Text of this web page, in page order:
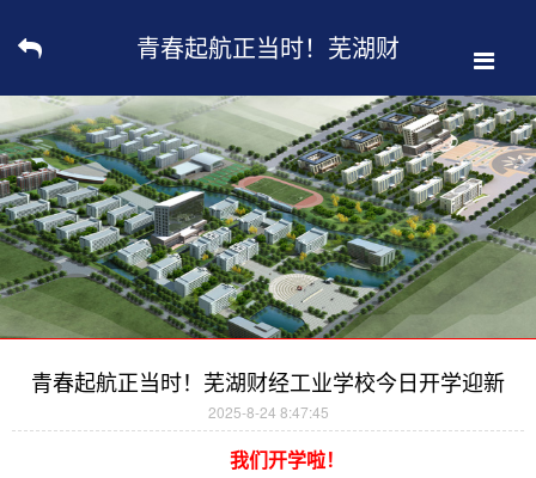
青春起航正当时！芜湖财
经工业学校今日开学迎新
青春起航正当时！芜湖财经工业学校今日开学迎新
2025-8-24 8:47:45
我们开学啦！